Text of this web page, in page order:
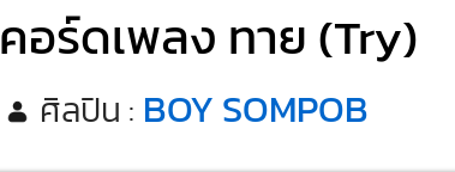
คอร์ดเพลง ทาย (Try)
ศิลปิน : BOY SOMPOB